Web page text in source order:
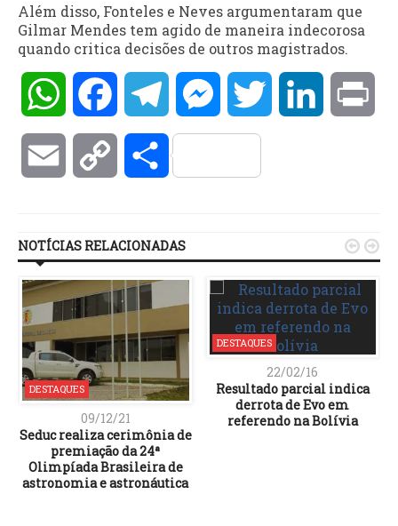
Além disso, Fonteles e Neves argumentaram que
Gilmar Mendes tem agido de maneira indecorosa
quando critica decisões de outros magistrados.
WhatsAppFacebookTelegramMessengerTwitter LinkedIn
Email Copy Compartilhar
NOTÍCIAS RELACIONADAS
DESTAQUES
09/12/21
Seduc realiza cerimônia de
premiação da 24ª
Olimpíada Brasileira de
astronomia e astronáutica
DESTAQUES
22/02/16
Resultado parcial indica
derrota de Evo em
referendo na Bolívia
 